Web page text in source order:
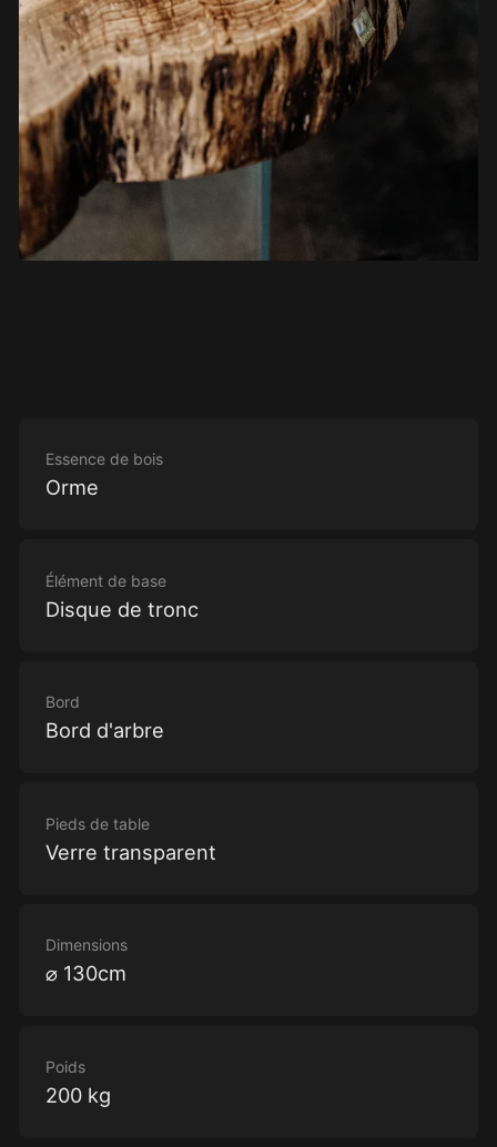
Essence de bois
Orme
Élément de base
Disque de tronc
Bord
Bord d'arbre
Pieds de table
Verre transparent
Dimensions
⌀ 130cm
Poids
200 kg